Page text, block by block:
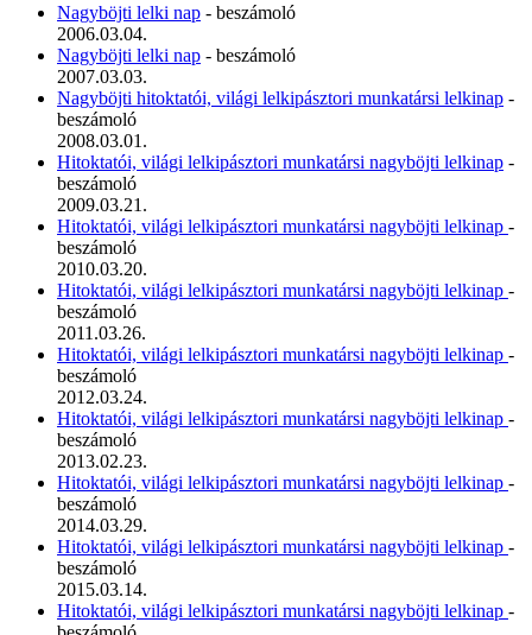
Nagyböjti lelki nap - beszámoló
2006.03.04.
Nagyböjti lelki nap - beszámoló
2007.03.03.
Nagyböjti hitoktatói, világi lelkipásztori munkatársi lelkinap -
beszámoló
2008.03.01.
Hitoktatói, világi lelkipásztori munkatársi nagyböjti lelkinap -
beszámoló
2009.03.21.
Hitoktatói, világi lelkipásztori munkatársi nagyböjti lelkinap -
beszámoló
2010.03.20.
Hitoktatói, világi lelkipásztori munkatársi nagyböjti lelkinap -
beszámoló
2011.03.26.
Hitoktatói, világi lelkipásztori munkatársi nagyböjti lelkinap -
beszámoló
2012.03.24.
Hitoktatói, világi lelkipásztori munkatársi nagyböjti lelkinap -
beszámoló
2013.02.23.
Hitoktatói, világi lelkipásztori munkatársi nagyböjti lelkinap -
beszámoló
2014.03.29.
Hitoktatói, világi lelkipásztori munkatársi nagyböjti lelkinap -
beszámoló
2015.03.14.
Hitoktatói, világi lelkipásztori munkatársi nagyböjti lelkinap -